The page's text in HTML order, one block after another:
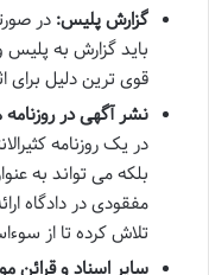
گزارش پلیس: در
باید گزارش به
قوی ترین دلیل
نشر آگهی در روزنامه
در یک روزنامه
بلکه می تواند به
مفقودی در دادگاه
تلاش کرده تا از
سایر اسناد و قرائن